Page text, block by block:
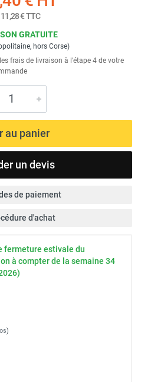
€TTC
GRATUITE
hors Corse)
frais de livraison à l'étape 4 de votre
au panier
un devis
de paiement
d'achat
fermeture estivale du
à compter de la semaine 34
)